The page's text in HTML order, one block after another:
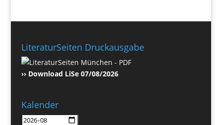
LiteraturSeiten Druckausgabe
›› Download LiSe 07/08/2026
Kalender